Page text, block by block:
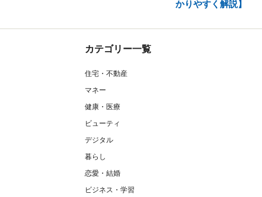
かりやすく解説】
カテゴリー一覧
住宅・不動産
マネー
健康・医療
ビューティ
デジタル
暮らし
恋愛・結婚
ビジネス・学習